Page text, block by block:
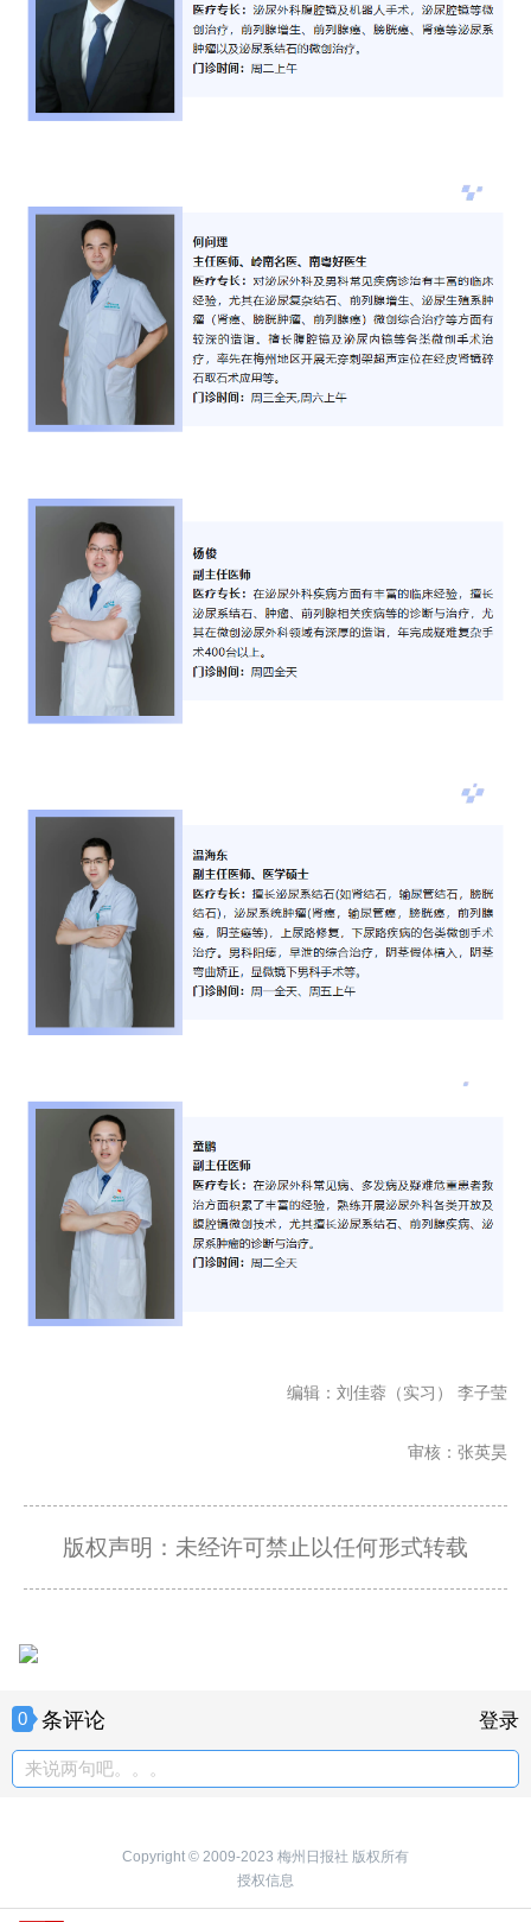
编辑：刘佳蓉（实习） 李子莹
审核：张英昊
版权声明：未经许可禁止以任何形式转载
0 条评论 登录
来说两句吧。。。
Copyright © 2009-2023 梅州日报社 版权所有
授权信息